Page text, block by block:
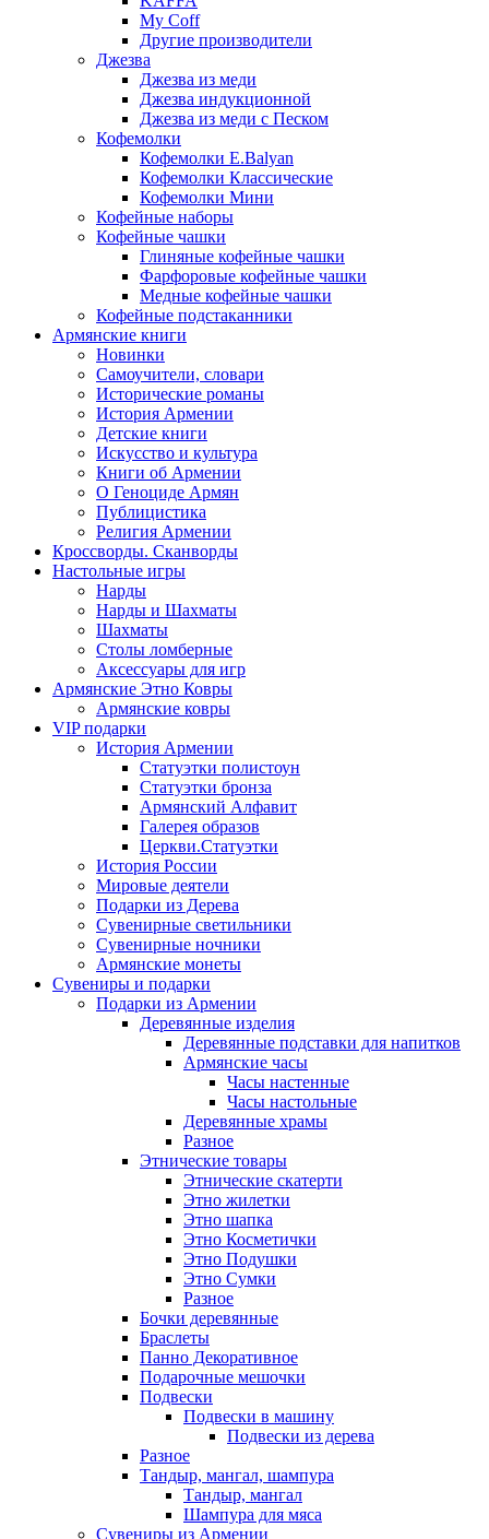
My Coff
Другие производители
Джезва
Джезва из меди
Джезва индукционной
Джезва из меди с Песком
Кофемолки
Кофемолки E.Balyan
Кофемолки Классические
Кофемолки Мини
Кофейные наборы
Кофейные чашки
Глиняные кофейные чашки
Фарфоровые кофейные чашки
Медные кофейные чашки
Кофейные подстаканники
Армянские книги
Новинки
Самоучители, словари
Исторические романы
История Армении
Детские книги
Иcкусство и культура
Книги об Армении
О Геноциде Армян
Публицистика
Религия Армении
Кроссворды. Сканворды
Настольные игры
Нарды
Нарды и Шахматы
Шахматы
Столы ломберные
Аксессуары для игр
Армянские Этно Ковры
Армянские ковры
VIP подарки
История Армении
Статуэтки полистоун
Статуэтки бронза
Армянский Алфавит
Галерея образов
Церкви.Статуэтки
История России
Мировые деятели
Подарки из Дерева
Сувенирные светильники
Сувенирные ночники
Армянские монеты
Сувениры и подарки
Подарки из Армении
Деревянные изделия
Деревянные подставки для напитков
Армянские часы
Часы настенные
Часы настольные
Деревянные храмы
Разное
Этнические товары
Этнические скатерти
Этно жилетки
Этно шапка
Этно Косметички
Этно Подушки
Этно Сумки
Разное
Бочки деревянные
Браслеты
Панно Декоративное
Подарочные мешочки
Подвески
Подвески в машину
Подвески из дерева
Разное
Тандыр, мангал, шампура
Тандыр, мангал
Шампура для мяса
Сувениры из Армении